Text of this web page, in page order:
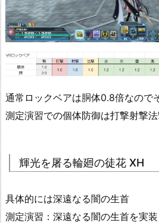
通常ロックベアは胴体0.8倍なので
測定演習での個体防御は打撃射撃
輝光を屠る輪廻の徒花 XH
具体的には深遠なる闇の生首
測定演習：深遠なる闇の生首を実